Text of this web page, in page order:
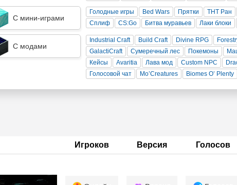
С мини-играми
Голодные игры Bed Wars Прятки ТНТ Ран
Сплиф
CS:Go Битва муравьев Лаки блоки
С модами
Industrial Craft Build Craft Divine RPG
GalactiCraft
Сумеречный лес Покемоны
Кейсы
Avaritia Лава мод Custom NPC
Голосовой чат
Mo’Creatures Biomes O’ Plenty
Игроков Версия Голосов